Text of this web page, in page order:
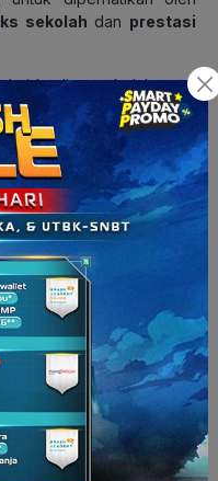
sekolah dan prestasi
kualitas sekolah yang
tinggi negeri (PTN).
dari pendaftaran dan
pada PTN terkait melalui
mandiri sebelumnya,
berkuliah di sana.
SNBT
UTBK-SNBT 2026, lalu
sistem penilaian
Jadi, tingkat kesulitan
akan muncul setelah